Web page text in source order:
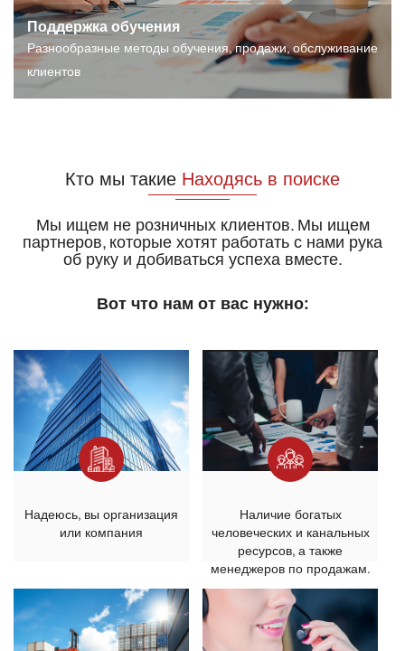
Поддержка обучения
Разнообразные методы обучения, продажи, обслуживание
клиентов
Кто мы такие Находясь в поиске
Мы ищем не розничных клиентов. Мы ищем
партнеров, которые хотят работать с нами рука
об руку и добиваться успеха вместе.
Вот что нам от вас нужно:
Надеюсь, вы организация
или компания
Наличие богатых
человеческих и канальных
ресурсов, а также
менеджеров по продажам.